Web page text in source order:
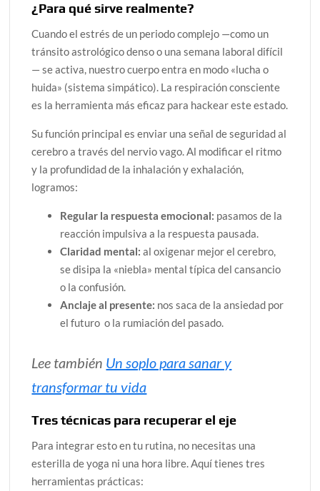
¿Para qué sirve realmente?
Cuando el estrés de un periodo complejo —como un
tránsito astrológico denso o una semana laboral difícil
— se activa, nuestro cuerpo entra en modo «lucha o
huida» (sistema simpático). La respiración consciente
es la herramienta más eficaz para hackear este estado.
Su función principal es enviar una señal de seguridad al
cerebro a través del nervio vago. Al modificar el ritmo
y la profundidad de la inhalación y exhalación,
logramos:
Regular la respuesta emocional: pasamos de la
reacción impulsiva a la respuesta pausada.
Claridad mental: al oxigenar mejor el cerebro,
se disipa la «niebla» mental típica del cansancio
o la confusión.
Anclaje al presente: nos saca de la ansiedad por
el futuro o la rumiación del pasado.
Lee también Un soplo para sanar y
transformar tu vida
Tres técnicas para recuperar el eje
Para integrar esto en tu rutina, no necesitas una
esterilla de yoga ni una hora libre. Aquí tienes tres
herramientas prácticas: